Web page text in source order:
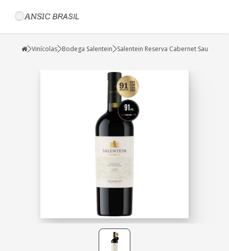
Vinícolas Bodega Salentein Salentein Reserva Cabernet Sau